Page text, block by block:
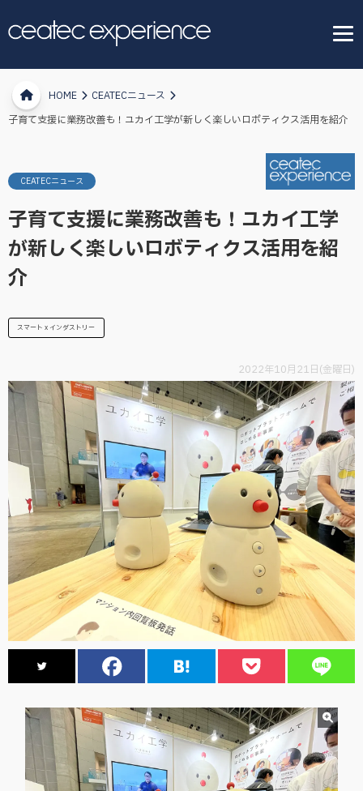
HOME
CEATECニュース
子育て支援に業務改善も！ユカイ工学が新しく楽しいロボティクス活用を紹介
CEATECニュース
子育て支援に業務改善も！ユカイ工学
が新しく楽しいロボティクス活用を紹
介
スマート x インダストリー
2022年10月21日(金曜日)